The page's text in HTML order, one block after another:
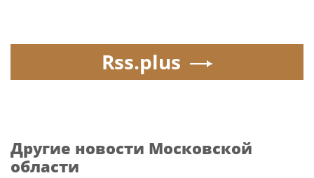
Rss.plus
Другие новости Московской
области